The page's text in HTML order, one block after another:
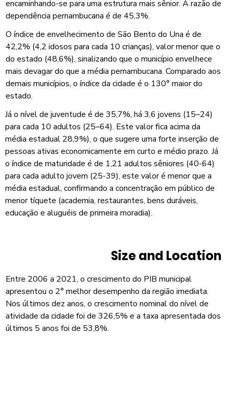
encaminhando-se para uma estrutura mais sênior. A razão de
dependência pernambucana é de 45,3%.
O índice de envelhecimento de São Bento do Una é de
42,2% (4,2 idosos para cada 10 crianças), valor menor que o
do estado (48,6%), sinalizando que o município envelhece
mais devagar do que a média pernambucana. Comparado aos
demais municípios, o índice da cidade é o 130° maior do
estado.
Já o nível de juventude é de 35,7%, há 3,6 jovens (15–24)
para cada 10 adultos (25–64). Este valor fica acima da
média estadual 28,9%), o que sugere uma forte inserção de
pessoas ativas economicamente em curto e médio prazo. Já
o índice de maturidade é de 1,21 adultos sêniores (40-64)
para cada adulto jovem (25-39), este valor é menor que a
média estadual, confirmando a concentração em público de
menor tíquete (academia, restaurantes, bens duráveis,
educação e aluguéis de primeira moradia).
Size and Location
Entre 2006 a 2021, o crescimento do PIB municipal
apresentou o 2° melhor desempenho da região imediata.
Nos últimos dez anos, o crescimento nominal do nível de
atividade da cidade foi de 326,5% e a taxa apresentada dos
últimos 5 anos foi de 53,8%.